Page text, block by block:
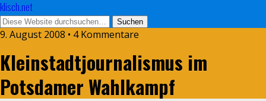
klisch.net
9. August 2008 • 4 Kommentare
Kleinstadtjournalismus im
Potsdamer Wahlkampf